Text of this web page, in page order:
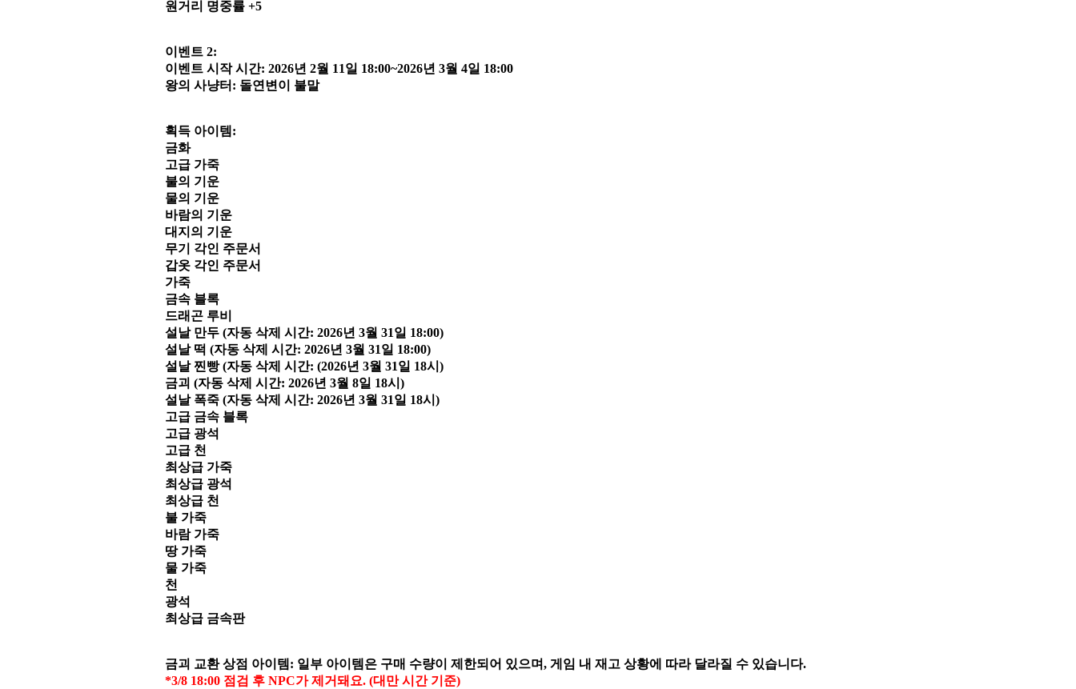
원거리 명중률 +5
이벤트 2:
이벤트 시작 시간: 2026년 2월 11일 18:00~2026년 3월 4일 18:00
왕의 사냥터: 돌연변이 불말
획득 아이템:
금화
고급 가죽
불의 기운
물의 기운
바람의 기운
대지의 기운
무기 각인 주문서
갑옷 각인 주문서
가죽
금속 블록
드래곤 루비
설날 만두 (자동 삭제 시간: 2026년 3월 31일 18:00)
설날 떡 (자동 삭제 시간: 2026년 3월 31일 18:00)
설날 찐빵 (자동 삭제 시간: (2026년 3월 31일 18시)
금괴 (자동 삭제 시간: 2026년 3월 8일 18시)
설날 폭죽 (자동 삭제 시간: 2026년 3월 31일 18시)
고급 금속 블록
고급 광석
고급 천
최상급 가죽
최상급 광석
최상급 천
불 가죽
바람 가죽
땅 가죽
물 가죽
천
광석
최상급 금속판
금괴 교환 상점 아이템: 일부 아이템은 구매 수량이 제한되어 있으며, 게임 내 재고 상황에 따라 달라질 수 있습니다.
*3/8 18:00 점검 후 NPC가 제거돼요. (대만 시간 기준)